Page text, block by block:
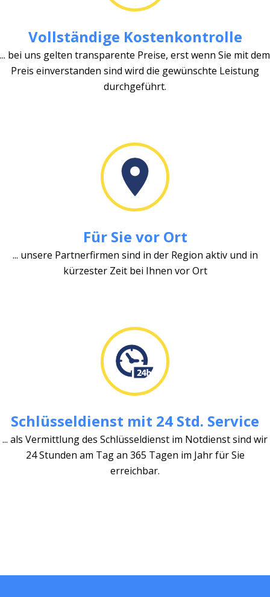
Vollständige Kostenkontrolle
... bei uns gelten transparente Preise, erst wenn Sie mit dem
Preis einverstanden sind wird die gewünschte Leistung
durchgeführt.
Für Sie vor Ort
... unsere Partnerfirmen sind in der Region aktiv und in
kürzester Zeit bei Ihnen vor Ort
Schlüsseldienst mit 24 Std. Service
... als Vermittlung des Schlüsseldienst im Notdienst sind wir
24 Stunden am Tag an 365 Tagen im Jahr für Sie
erreichbar.